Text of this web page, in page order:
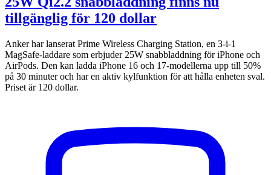
tillgänglig för 120 dollar
Anker har lanserat Prime Wireless Charging Station, en 3-i-1
MagSafe-laddare som erbjuder 25W snabbladdning för iPhone och
AirPods. Den kan ladda iPhone 16 och 17-modellerna upp till 50%
på 30 minuter och har en aktiv kylfunktion för att hålla enheten sval.
Priset är 120 dollar.